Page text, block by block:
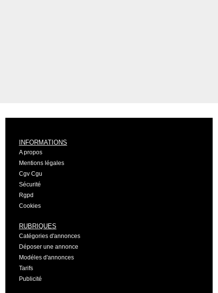
INFORMATIONS
A propos
Mentions légales
Cgv Cgu
Sécurité
Rgpd
Cookies
RUBRIQUES
Catégories d'annonces
Déposer une annonce
Modéles d'annonces
Tarifs
Publicité